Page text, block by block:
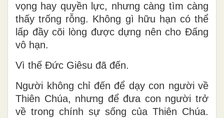
vọng hay quyền lực, nhưng càng tìm càng
thấy trống rỗng. Không gì hữu hạn có thể
lấp đầy cõi lòng được dựng nên cho Đấng
vô hạn.
Vì thế Đức Giêsu đã đến.
Người không chỉ đến để dạy con người về
Thiên Chúa, nhưng để đưa con người trở
về trong chính sự sống của Thiên Chúa.